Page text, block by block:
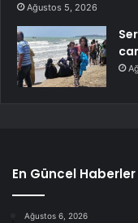
Ağustos 5, 2026
En Güncel Haberler
Ağustos 6, 2026